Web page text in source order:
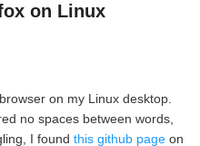
on Linux
on my Linux desktop.
no spaces between words,
I foundthis github page on